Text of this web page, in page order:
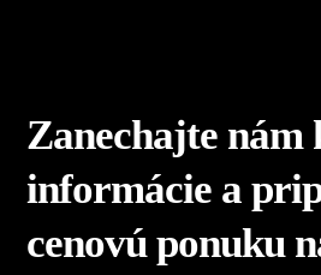
Zanechajte nám
informácie a
cenovú ponuku